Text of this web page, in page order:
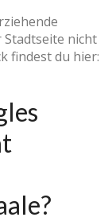
Stadtseite nicht
findest du hier: